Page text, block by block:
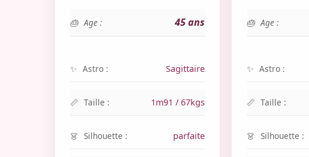
Age : 45 ans
Astro : Sagittaire
Taille : 1m91 / 67kgs
Silhouette : parfaite
Age :
Astro :
Taille :
Silhouette :